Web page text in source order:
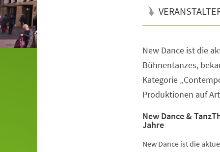
New Dance ist die
Bühnentanzes,
Kategorie
Produktionen auf
New Dance &
Jahre
New Dance ist die